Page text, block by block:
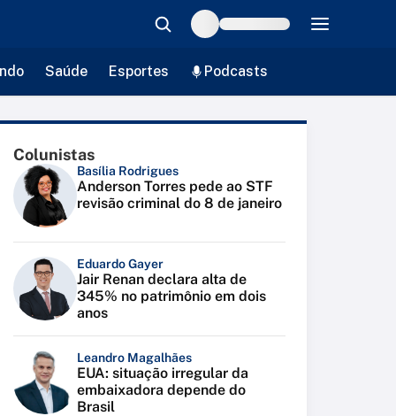
Saúde Esportes Podcasts
Colunistas
Basília Rodrigues
Anderson Torres pede ao STF
revisão criminal do 8 de janeiro
Eduardo Gayer
Jair Renan declara alta de
345% no patrimônio em dois
anos
Leandro Magalhães
EUA: situação irregular da
embaixadora depende do
Brasil